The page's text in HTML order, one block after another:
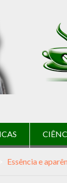
Essência e